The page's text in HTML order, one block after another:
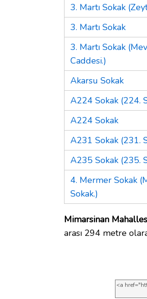
3. Martı Sokak
3. Martı Sokak
3. Martı Sokak
Caddesi.)
Akarsu Sokak
A224 Sokak (224.
A224 Sokak
A231 Sokak (231.
A235 Sokak (235.
4. Mermer Sokak
Sokak.)
Mimarsinan
arası 294 metre